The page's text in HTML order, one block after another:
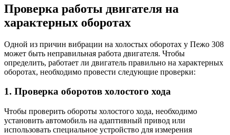
Проверка работы двигателя на
характерных оборотах
Одной из причин вибрации на холостых оборотах у Пежо 308
может быть неправильная работа двигателя. Чтобы
определить, работает ли двигатель правильно на характерных
оборотах, необходимо провести следующие проверки:
1. Проверка оборотов холостого хода
Чтобы проверить обороты холостого хода, необходимо
установить автомобиль на адаптивный привод или
использовать специальное устройство для измерения